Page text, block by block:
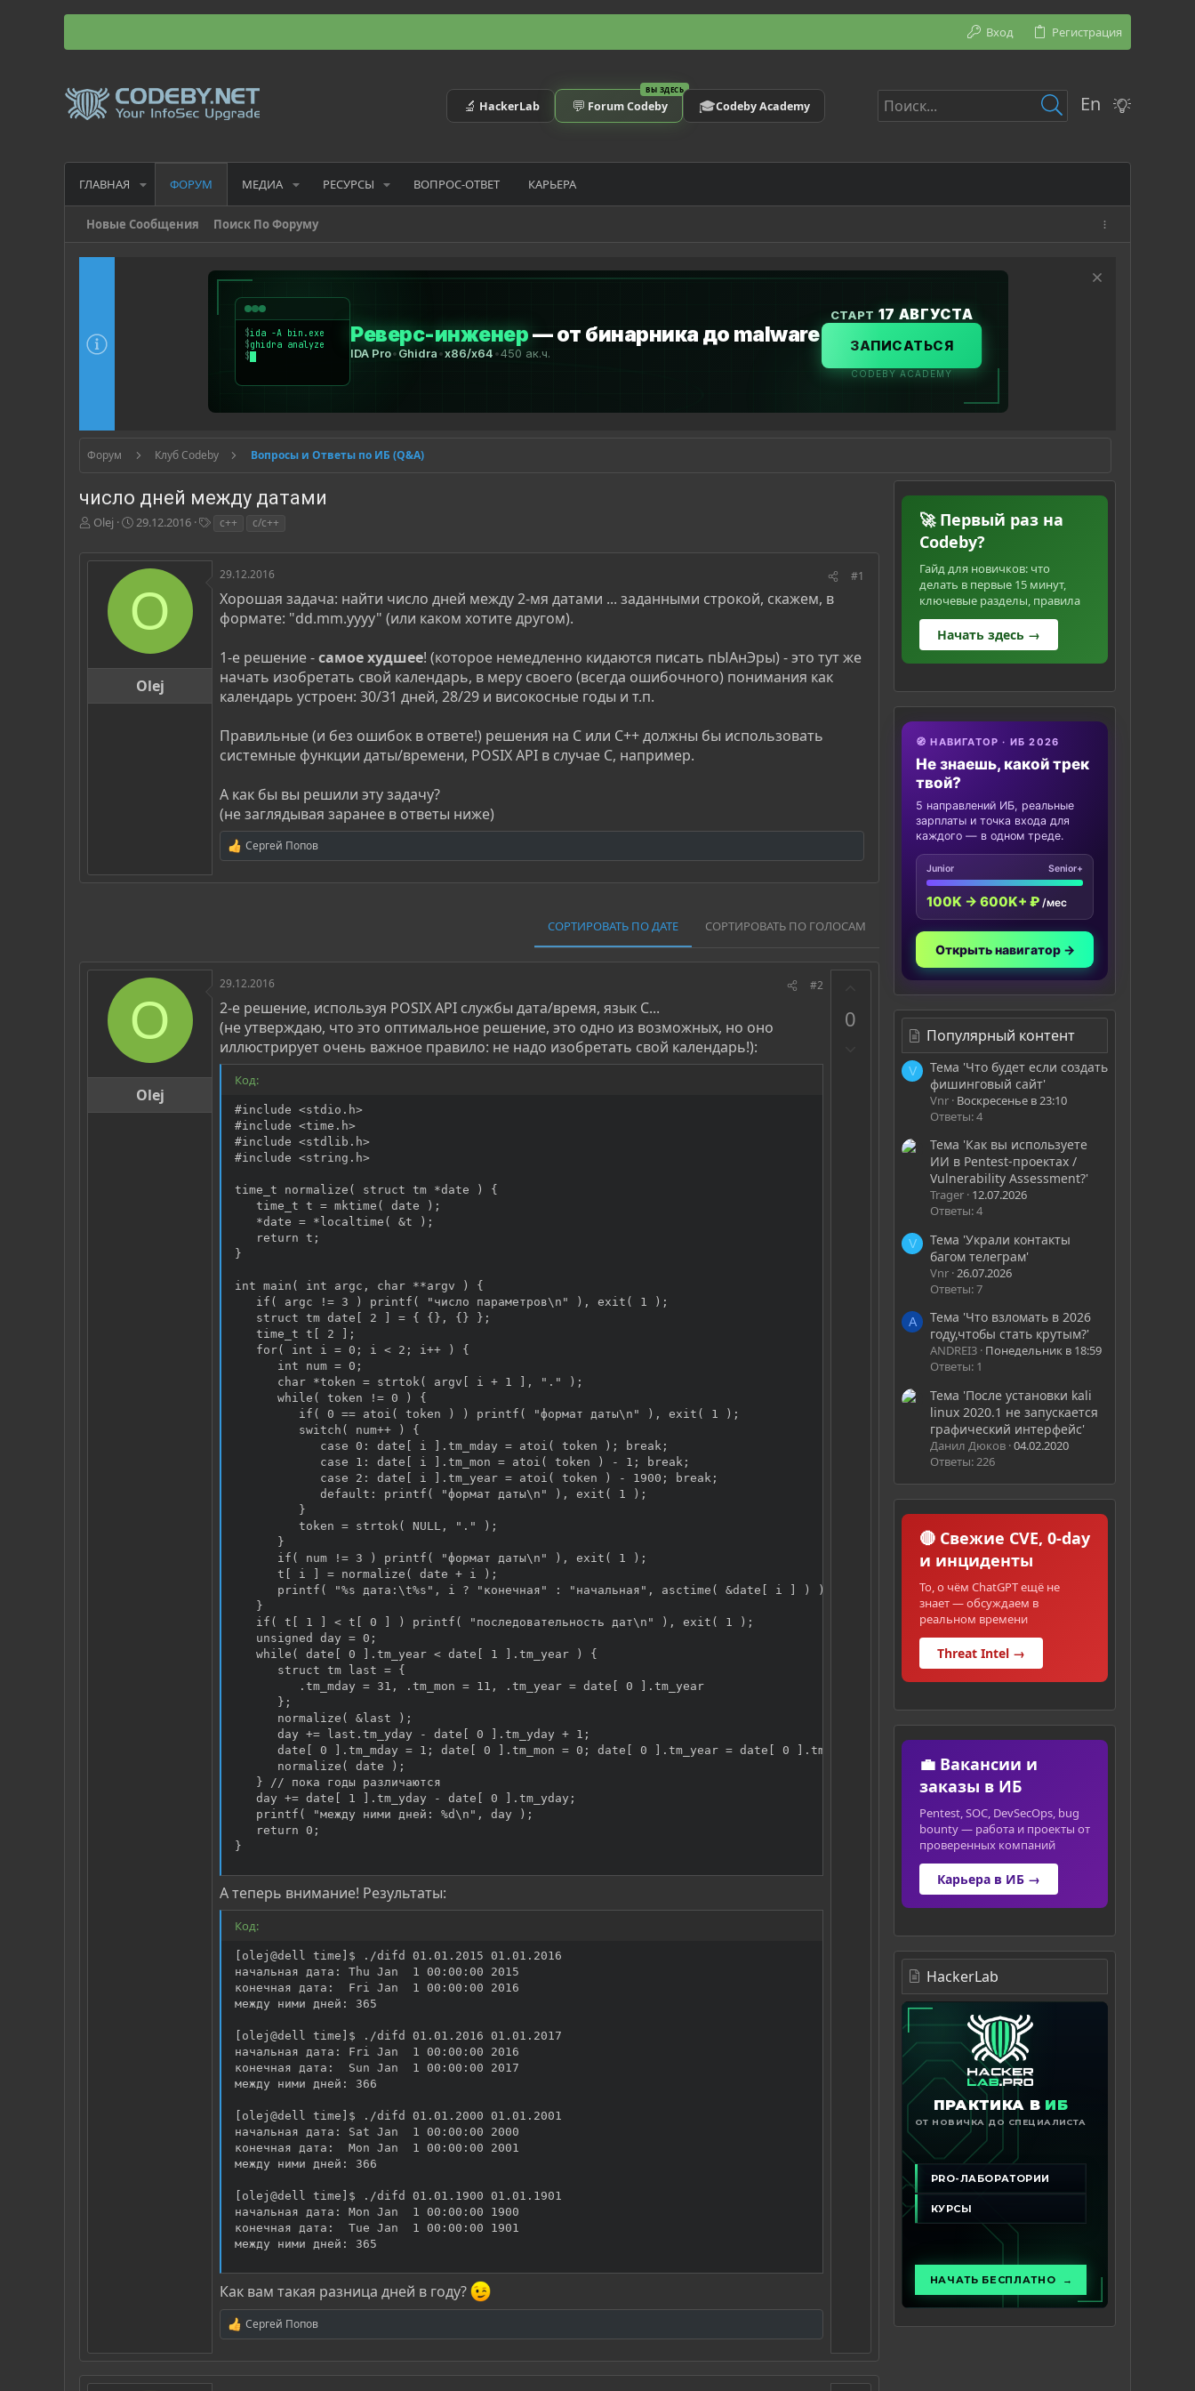
Вход Регистрация
🔬 HackerLab
ВЫ ЗДЕСЬ
💬 Forum Codeby 🎓Codeby Academy En
ГЛАВНАЯ ФОРУМ МЕДИА РЕСУРСЫ ВОПРОС-ОТВЕТ КАРЬЕРА
Новые Сообщения Поиск По Форуму
Форум Клуб Codeby Вопросы и Ответы по ИБ (Q&A)
число дней между датами
А
т
Olej
Д
т
а
а
ч
а
л
а
29.12.2016
г
c++ c/c++
O
Olej
29.12.2016 #1
Хорошая задача: найти число дней между 2-мя датами ... заданными строкой, скажем, в
формате: "dd.mm.yyyy" (или каком хотите другом).
1-е решение -самое худшее! (которое немедленно кидаются писать пЫАнЭры) - это тут же
начать изобретать свой календарь, в меру своего (всегда ошибочного) понимания как
календарь устроен: 30/31 дней, 28/29 и високосные годы и т.п.
Правильные (и без ошибок в ответе!) решения на C или C++ должны бы использовать
системные функции даты/времени, POSIX API в случае C, например.
А как бы вы решили эту задачу?
(не заглядывая заранее в ответы ниже)
Р
е
а
Сергей Попов
СОРТИРОВАТЬ ПО ДАТЕ СОРТИРОВАТЬ ПО ГОЛОСАМ
O
Olej
29.12.2016 #2
2-е решение, используя POSIX API службы дата/время, язык C...
(не утверждаю, что это оптимальное решение, это одно из возможных, но оно
иллюстрирует очень важное правило: не надо изобретать свой календарь!):
Код:
#include <stdio.h>
#include <time.h>
#include <stdlib.h>
#include <string.h>
time_t normalize( struct tm *date ) {
   time_t t = mktime( date );
   *date = *localtime( &t );
   return t;
}
int main( int argc, char **argv ) {
   if( argc != 3 ) printf( "число параметров\n" ), exit( 1 );
   struct tm date[ 2 ] = { {}, {} };
   time_t t[ 2 ];
   for( int i = 0; i < 2; i++ ) {
      int num = 0;
      char *token = strtok( argv[ i + 1 ], "." );
      while( token != 0 ) {
         if( 0 == atoi( token ) ) printf( "формат даты\n" ), exit( 1 );
         switch( num++ ) {
            case 0: date[ i ].tm_mday = atoi( token ); break;
            case 1: date[ i ].tm_mon = atoi( token ) - 1; break;
            case 2: date[ i ].tm_year = atoi( token ) - 1900; break;
            default: printf( "формат даты\n" ), exit( 1 );
         }
         token = strtok( NULL, "." );
      }
      if( num != 3 ) printf( "формат даты\n" ), exit( 1 );
      t[ i ] = normalize( date + i );
      printf( "%s дата:\t%s", i ? "конечная" : "начальная", asctime( &date[ i ] ) );
   }
   if( t[ 1 ] < t[ 0 ] ) printf( "последовательность дат\n" ), exit( 1 );
   unsigned day = 0;
   while( date[ 0 ].tm_year < date[ 1 ].tm_year ) {
      struct tm last = {
         .tm_mday = 31, .tm_mon = 11, .tm_year = date[ 0 ].tm_year
      };
      normalize( &last );
      day += last.tm_yday - date[ 0 ].tm_yday + 1;
      date[ 0 ].tm_mday = 1; date[ 0 ].tm_mon = 0; date[ 0 ].tm_year = date[ 0 ].tm_year + 1;
      normalize( date );
   } // пока годы различаются
   day += date[ 1 ].tm_yday - date[ 0 ].tm_yday;
   printf( "между ними дней: %d\n", day );
   return 0;
}
А теперь внимание! Результаты:
Код:
[olej@dell time]$ ./difd 01.01.2015 01.01.2016
начальная дата: Thu Jan  1 00:00:00 2015
конечная дата:  Fri Jan  1 00:00:00 2016
между ними дней: 365
[olej@dell time]$ ./difd 01.01.2016 01.01.2017
начальная дата: Fri Jan  1 00:00:00 2016
конечная дата:  Sun Jan  1 00:00:00 2017
между ними дней: 366
[olej@dell time]$ ./difd 01.01.2000 01.01.2001
начальная дата: Sat Jan  1 00:00:00 2000
конечная дата:  Mon Jan  1 00:00:00 2001
между ними дней: 366
[olej@dell time]$ ./difd 01.01.1900 01.01.1901
начальная дата: Mon Jan  1 00:00:00 1900
конечная дата:  Tue Jan  1 00:00:00 1901
между ними дней: 365
Как вам такая разница дней в году?
Р
е
а
Сергей Попов
0
🚀 Первый раз на
Codeby?
Гайд для новичков: что
делать в первые 15 минут,
ключевые разделы, правила
Начать здесь →
🧭 НАВИГАТОР · ИБ 2026
Не знаешь, какой трек
твой?
5 направлений ИБ, реальные
зарплаты и точка входа для
каждого — в одном треде.
Junior Senior+
100K → 600K+ ₽ /мес
Открыть навигатор →
Популярный контент
V
Тема 'Что будет если создать
фишинговый сайт'
Vnr Воскресенье в 23:10
Ответы: 4
Тема 'Как вы используете
ИИ в Pentest-проектах /
Vulnerability Assessment?'
Trager 12.07.2026
Ответы: 4
V
Тема 'Украли контакты
багом телеграм'
Vnr 26.07.2026
Ответы: 7
A
Тема 'Что взломать в 2026
году,чтобы стать крутым?'
ANDREI3 Понедельник в 18:59
Ответы: 1
Тема 'После установки kali
linux 2020.1 не запускается
графический интерфейс'
Данил Дюков 04.02.2020
Ответы: 226
🔴 Свежие CVE, 0-day
и инциденты
То, о чём ChatGPT ещё не
знает — обсуждаем в
реальном времени
Threat Intel →
💼 Вакансии и
заказы в ИБ
Pentest, SOC, DevSecOps, bug
bounty — работа и проекты от
проверенных компаний
Карьера в ИБ →
HackerLab